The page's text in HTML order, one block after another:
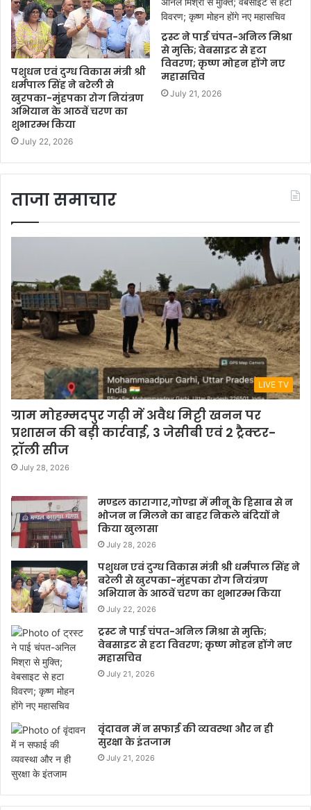
पशुधन एवं दुग्ध विकास मंत्री श्री
धर्मपाल सिंह ने बरेली से
खुरपका-मुंहपका रोग नियंत्रण
अभियान के आठवें चरण का
शुभारम्भ किया
July 22, 2026
ट्रस्ट ने पाई चंपत-अनिल मिश्रा
से मुक्ति; वेबसाइट से हटा
विवरण; कृष्ण मोहन होंगे नए
महासचिव
July 21, 2026
ताजा समाचार
LIVE TV
ग्राम मोहम्मदपुर गढ़ी में अवैध मिट्टी खनन पर
प्रशासन की बड़ी कार्रवाई, 3 जेसीबी एवं 2 ट्रैक्टर-
ट्रॉली सीज
July 28, 2026
मण्डल कारागार,गोण्डा में मीनू के हिसाब से न
भोजन न मिलने का बाहर निकले बंदियों ने
किया खुलासा
July 28, 2026
पशुधन एवं दुग्ध विकास मंत्री श्री धर्मपाल सिंह ने
बरेली से खुरपका-मुंहपका रोग नियंत्रण
अभियान के आठवें चरण का शुभारम्भ किया
July 22, 2026
ट्रस्ट ने पाई चंपत-अनिल मिश्रा से मुक्ति;
वेबसाइट से हटा विवरण; कृष्ण मोहन होंगे नए
महासचिव
July 21, 2026
वृंदावन में न सफाई की व्यवस्था और न ही
सुरक्षा के इंतजाम
July 21, 2026